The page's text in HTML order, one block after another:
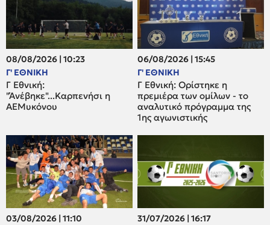
08/08/2026 | 10:23
Γ' ΕΘΝΙΚΗ
Γ Εθνική:
"Άνέβηκε"...Καρπενήσι η
ΑΕΜυκόνου
06/08/2026 | 15:45
Γ' ΕΘΝΙΚΗ
Γ Εθνική: Ορίστηκε η
πρεμιέρα των ομίλων - το
αναλυτικό πρόγραμμα της
1ης αγωνιστικής
03/08/2026 | 11:10
31/07/2026 | 16:17